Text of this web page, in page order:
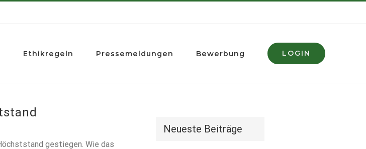
Ethikregeln Pressemeldungen Bewerbung LOGIN
gestiegen. Wie das
Neueste Beiträge